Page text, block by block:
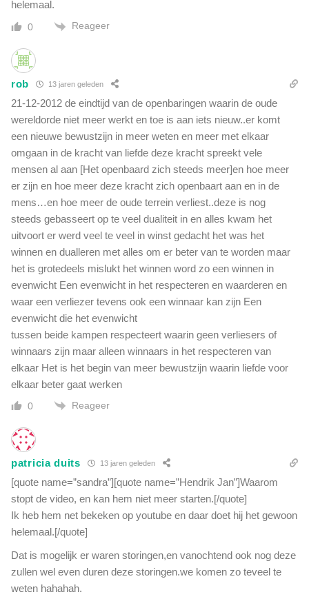
helemaal.
0 Reageer
rob 13 jaren geleden
21-12-2012 de eindtijd van de openbaringen waarin de oude
wereldorde niet meer werkt en toe is aan iets nieuw..er komt
een nieuwe bewustzijn in meer weten en meer met elkaar
omgaan in de kracht van liefde deze kracht spreekt vele
mensen al aan [Het openbaard zich steeds meer]en hoe meer
er zijn en hoe meer deze kracht zich openbaart aan en in de
mens…en hoe meer de oude terrein verliest..deze is nog
steeds gebasseert op te veel dualiteit in en alles kwam het
uitvoort er werd veel te veel in winst gedacht het was het
winnen en dualleren met alles om er beter van te worden maar
het is grotedeels mislukt het winnen word zo een winnen in
evenwicht Een evenwicht in het respecteren en waarderen en
waar een verliezer tevens ook een winnaar kan zijn Een
evenwicht die het evenwicht
tussen beide kampen respecteert waarin geen verliesers of
winnaars zijn maar alleen winnaars in het respecteren van
elkaar Het is het begin van meer bewustzijn waarin liefde voor
elkaar beter gaat werken
0 Reageer
patricia duits 13 jaren geleden
[quote name=”sandra”][quote name=”Hendrik Jan”]Waarom
stopt de video, en kan hem niet meer starten.[/quote]
Ik heb hem net bekeken op youtube en daar doet hij het gewoon
helemaal.[/quote]
Dat is mogelijk er waren storingen,en vanochtend ook nog deze
zullen wel even duren deze storingen.we komen zo teveel te
weten hahahah.